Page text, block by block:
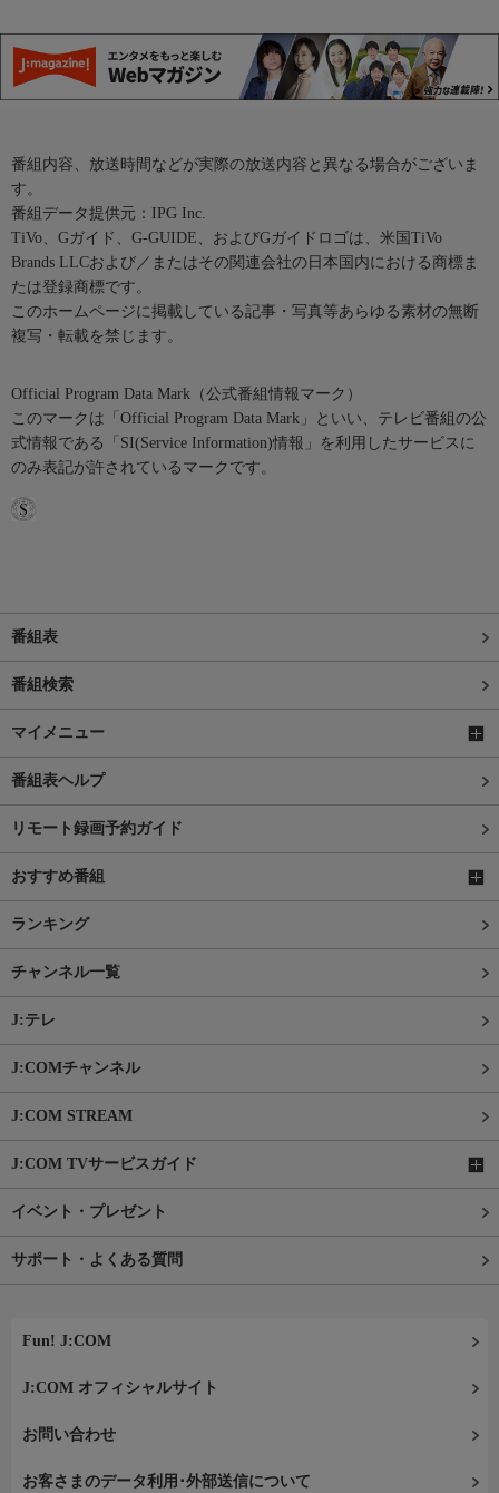
番組内容、放送時間などが実際の放送内容と異なる場合がございま
す。
番組データ提供元：IPG Inc.
TiVo、Gガイド、G-GUIDE、およびGガイドロゴは、米国TiVo
Brands LLCおよび／またはその関連会社の日本国内における商標ま
たは登録商標です。
このホームページに掲載している記事・写真等あらゆる素材の無断
複写・転載を禁じます。
Official Program Data Mark（公式番組情報マーク）
このマークは「Official Program Data Mark」といい、テレビ番組の公
式情報である「SI(Service Information)情報」を利用したサービスに
のみ表記が許されているマークです。
番組表
番組検索
マイメニュー
番組表ヘルプ
リモート録画予約ガイド
おすすめ番組
ランキング
チャンネル一覧
J:テレ
J:COMチャンネル
J:COM STREAM
J:COM TVサービスガイド
イベント・プレゼント
サポート・よくある質問
Fun! J:COM
J:COM オフィシャルサイト
お問い合わせ
お客さまのデータ利用･外部送信について